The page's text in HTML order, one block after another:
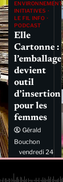
ENVIRONNEMENT
INITIATIVES
LE FIL INFO
PODCAST
Elle
Cartonne :
l’emballage
devient
outil
d’insertion
pour les
femmes
Gérald
Bouchon
vendredi 24
juillet 2026